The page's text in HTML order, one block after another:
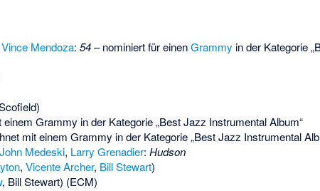
Vince Mendoza: 54– nominiert für einenGrammy in der Kategorie
Grammy in der Kategorie „Best Jazz Instrumental Album“
mit einem Grammy in der Kategorie „Best Jazz Instrumental
John Medeski, Larry Grenadier: Hudson
, Vicente Archer, Bill Stewart)
, Bill Stewart) (ECM)